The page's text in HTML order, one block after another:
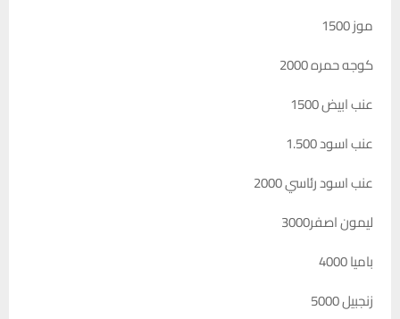
موز 1500
كوجه حمره 2000
عنب ابيض 1500
عنب اسود 1.500
عنب اسود رئاسي 2000
ليمون اصفر3000
باميا 4000
زنجبيل 5000